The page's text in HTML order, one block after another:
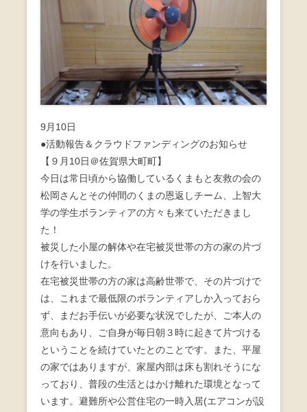
9月10日
●活動報告＆クラウドファンディングのお知らせ
【９月10日＠佐賀県大町町】
今日は常日頃から協働しているくまもと友救の会の
松岡さんとその仲間のくまの恩返しチーム、上智大
学の学生ボランティアの方々も来ていただきまし
た！
被災した小屋の解体や在宅被災世帯の方の家の片づ
けを行いました。
在宅被災世帯の方の家は高齢世帯で、その片づけで
は、これまで最低限のボランティアしか入っておら
ず、まだお手伝いが必要な状況でしたが、ご本人の
意向もあり、ご自身が毎日朝３時に起きて片づける
ということを続けていたとのことです。また、平屋
の家ではありますが、家屋内部は床も割れそうにな
っており、普段の生活とはかけ離れた環境となって
います。避難所や公営住宅の一時入居(エアコンが設